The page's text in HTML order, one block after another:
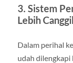
3. Sistem
Lebih
Dalam perihal
udah dilengkapi